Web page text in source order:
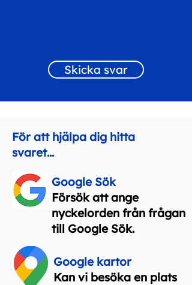
Skicka svar
För att hjälpa dig hitta
svaret...
Google Sök
Försök att ange
nyckelorden från frågan
till Google Sök.
Google kartor
Kan vi besöka en plats